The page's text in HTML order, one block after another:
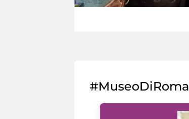
#MuseoDiRoma